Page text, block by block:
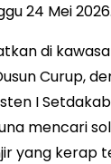
24 Mei 2026.
di
Curup,
I
mencari
yang kerap